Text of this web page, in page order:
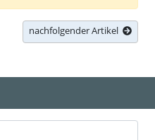
nachfolgender Artikel